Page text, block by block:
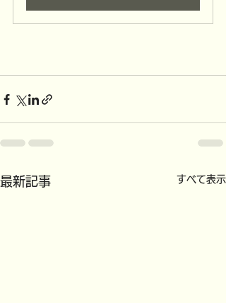
最新記事 すべて表示